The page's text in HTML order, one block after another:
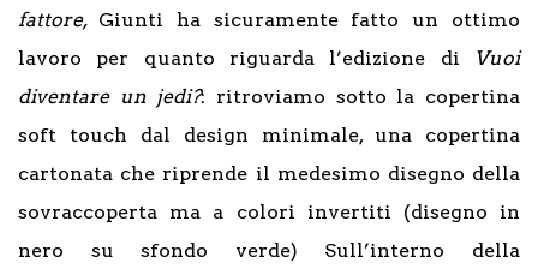
fattore, Giunti ha sicuramente fatto un ottimo
lavoro per quanto riguarda l’edizione di
Vuoi
diventare un jedi?: ritroviamo sotto la copertina
soft touch dal design minimale, una copertina
cartonata che riprende il medesimo disegno della
sovraccoperta ma a colori invertiti (disegno in
nero su sfondo verde) Sull’interno della